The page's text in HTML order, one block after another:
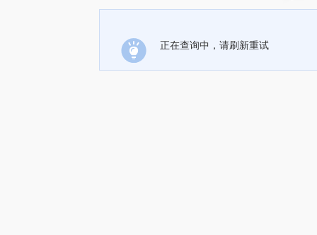
正在查询中，请刷新重试